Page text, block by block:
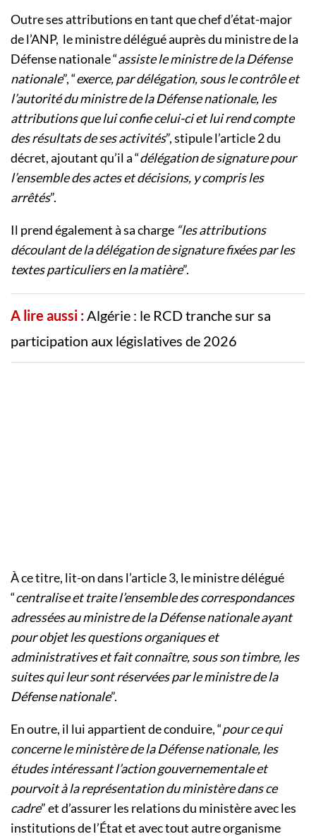
Outre ses attributions en tant que chef d’état-major
de l’ANP, le ministre délégué auprès du ministre de la
Défense nationale “assiste le ministre de la Défense
nationale”, “exerce, par délégation, sous le contrôle et
l’autorité du ministre de la Défense nationale, les
attributions que lui confie celui-ci et lui rend compte
des résultats de ses activités”, stipule l’article 2 du
décret, ajoutant qu’il a “délégation de signature pour
l’ensemble des actes et décisions, y compris les
arrêtés”.
Il prend également à sa charge “les attributions
découlant de la délégation de signature fixées par les
textes particuliers en la matière”.
A lire aussi :Algérie : le RCD tranche sur sa
participation aux législatives de 2026
À ce titre, lit-on dans l’article 3, le ministre délégué
“centralise et traite l’ensemble des correspondances
adressées au ministre de la Défense nationale ayant
pour objet les questions organiques et
administratives et fait connaître, sous son timbre, les
suites qui leur sont réservées par le ministre de la
Défense nationale”.
En outre, il lui appartient de conduire, “pour ce qui
concerne le ministère de la Défense nationale, les
études intéressant l’action gouvernementale et
pourvoit à la représentation du ministère dans ce
cadre” et d’assurer les relations du ministère avec les
institutions de l’État et avec tout autre organisme